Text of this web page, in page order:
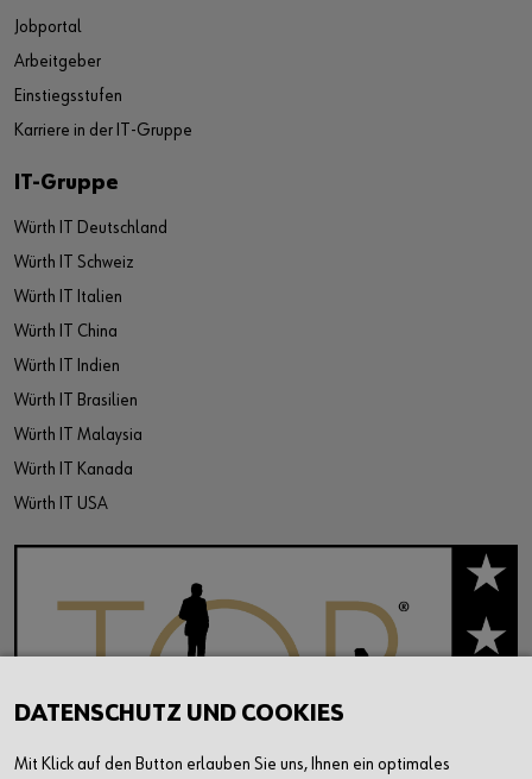
Jobportal
Arbeitgeber
Einstiegsstufen
Karriere in der IT-Gruppe
IT-Gruppe
Würth IT Deutschland
Würth IT Schweiz
Würth IT Italien
Würth IT China
Würth IT Indien
Würth IT Brasilien
Würth IT Malaysia
Würth IT Kanada
Würth IT USA
DATENSCHUTZ UND COOKIES
Mit Klick auf den Button erlauben Sie uns, Ihnen ein optimales